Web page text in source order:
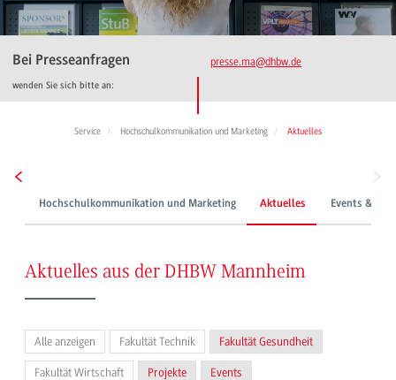
Bei Presseanfragen
wenden Sie sich bitte an:
presse.ma@dhbw.de
Service Hochschulkommunikation und Marketing Aktuelles
Hochschulkommunikation und Marketing Aktuelles Events &
Aktuelles aus der DHBW Mannheim
Alle anzeigen Fakultät Technik Fakultät Gesundheit
Fakultät Wirtschaft Projekte Events